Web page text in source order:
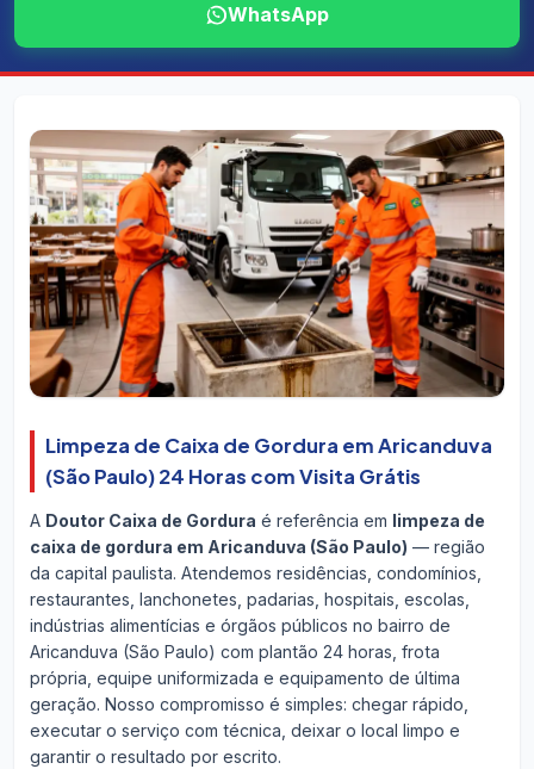
WhatsApp
Limpeza de Caixa de Gordura em Aricanduva
(São Paulo) 24 Horas com Visita Grátis
A Doutor Caixa de Gordura é referência em limpeza de
caixa de gordura em Aricanduva (São Paulo) — região
da capital paulista. Atendemos residências, condomínios,
restaurantes, lanchonetes, padarias, hospitais, escolas,
indústrias alimentícias e órgãos públicos no bairro de
Aricanduva (São Paulo) com plantão 24 horas, frota
própria, equipe uniformizada e equipamento de última
geração. Nosso compromisso é simples: chegar rápido,
executar o serviço com técnica, deixar o local limpo e
garantir o resultado por escrito.